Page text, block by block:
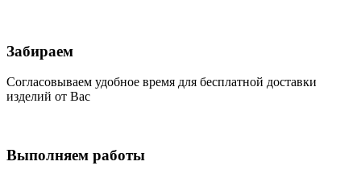
Забираем
Согласовываем удобное время для бесплатной доставки
изделий от Вас
Выполняем работы